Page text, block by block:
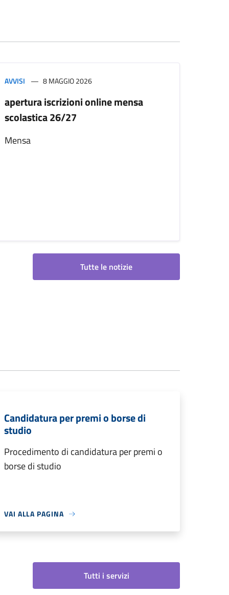
AVVISI 8 MAGGIO 2026
apertura iscrizioni online mensa
scolastica 26/27
Mensa
Tutte le notizie
Candidatura per premi o borse di
studio
Procedimento di candidatura per premi o
borse di studio
VAI ALLA PAGINA
Tutti i servizi